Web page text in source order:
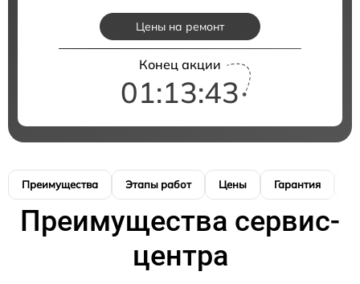
Цены на ремонт
Конец акции
01:13:42
Преимущества Этапы работ Цены Гарантия
Преимущества сервис-
центра